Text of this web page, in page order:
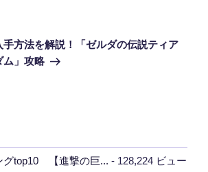
手方法を解説！「ゼルダの伝説ティア
ム」攻略
グtop10 【進撃の巨... - 128,224 ビュー